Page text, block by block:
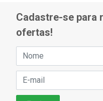
Cadastre-se para
ofertas!